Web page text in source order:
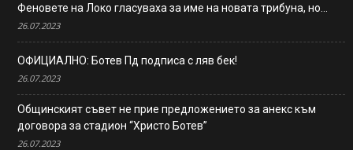
Феновете на Локо гласуваха за име на новата трибуна, но…
26.07.2023
ОФИЦИАЛНО: Ботев Пд подписа с ляв бек!
26.07.2023
Общинският съвет не прие предложението за анекс към
договора за стадион “Христо Ботев”
26.07.2023